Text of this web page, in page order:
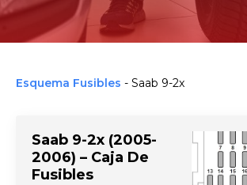
Esquema Fusibles - Saab 9-2x
Saab 9-2x (2005-
2006) – Caja De
Fusibles